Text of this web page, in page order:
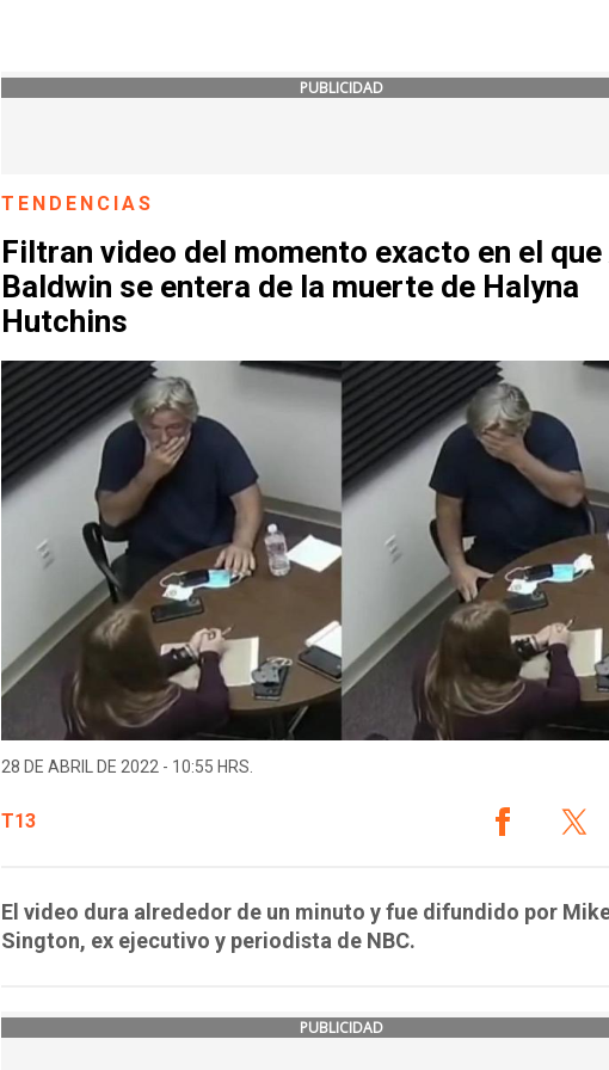
PUBLICIDAD
TENDENCIAS
Filtran video del momento exacto en el
Baldwin se entera de la muerte de Halyna
Hutchins
28 DE ABRIL DE 2022 - 10:55 HRS.
T13
El video dura alrededor de un minuto y fue difundido por
Sington, ex ejecutivo y periodista de NBC.
PUBLICIDAD